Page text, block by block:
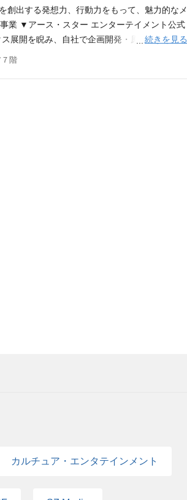
またはGoogle広告の運用経験 データ分析を基
クトマネジメントに関する知識・スキル、ま
心が高く、ハイエンドのノウハウ探求に余念が
軟に思考、発想、対応ができる方 社内外の
▼アース・スター エンターテイメント コー
！ https://note.com/earthstar
方 【歓迎条件】 Illustrator/Photoshopが使用
験 予算管理やスケジュール調整、渉外・外注
方 関係者に対して、思いやりを持って行動で
対応できる方 【アース・スターエンターテ
インタビューを掲載しております！こちらも
創出する発想力、行動力をもって、魅力的なメ
業 ▼アース・スター エンターテイメント公式
展開を睨み、自社で企画開発・原作を創出し
クスコンテンツを開発しています。自社で企
Toxic-a- holic】というメディアミックスコン
、『ウタヒメドリーム』チームでの制作進行
との窓口業務 作品づくりに必要な情報のリサ
グッズの企画立案・制作進行 ECサイトの管
自社コンテンツに深く関わりながら、幅広い
続きを見る
階
カルチュア・エンタテインメント